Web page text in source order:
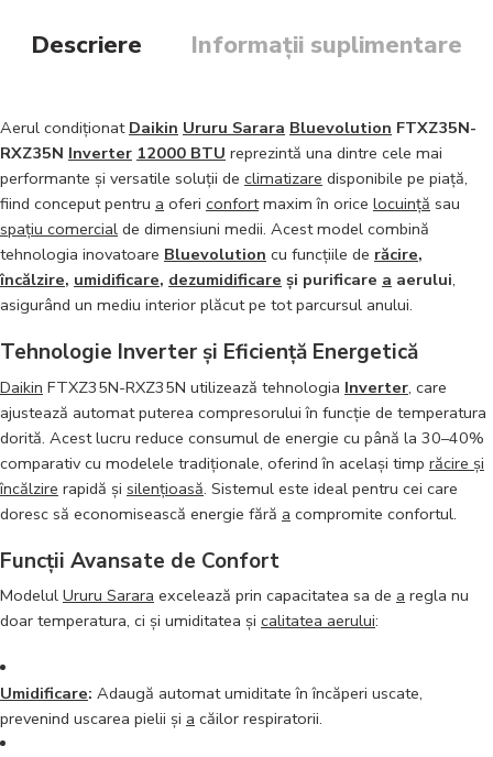
Descriere Informații suplimentare
Aerul condiționat Daikin Ururu Sarara Bluevolution FTXZ35N-
RXZ35N Inverter 12000 BTU reprezintă una dintre cele mai
performante și versatile soluții de climatizare disponibile pe piață,
fiind conceput pentru a oferi confortmaxim în orice locuință sau
spațiu comercial de dimensiuni medii. Acest model combină
tehnologia inovatoare Bluevolution cu funcțiile de răcire,
încălzire, umidificare, dezumidificare și purificare a aerului,
asigurând un mediu interior plăcut pe tot parcursul anului.
Tehnologie Inverter și Eficiență Energetică
Daikin FTXZ35N-RXZ35N utilizează tehnologia Inverter, care
ajustează automat puterea compresorului în funcție de temperatura
dorită. Acest lucru reduce consumul de energie cu până la 30–40%
comparativ cu modelele tradiționale, oferind în același timp răcire și
încălzire rapidă și silențioasă. Sistemul este ideal pentru cei care
doresc să economisească energie fără a compromite confortul.
Funcții Avansate de Confort
Modelul Ururu Sarara excelează prin capacitatea sa de a regla nu
doar temperatura, ci și umiditatea și calitatea aerului:
Umidificare: Adaugă automat umiditate în încăperi uscate,
prevenind uscarea pielii și a căilor respiratorii.